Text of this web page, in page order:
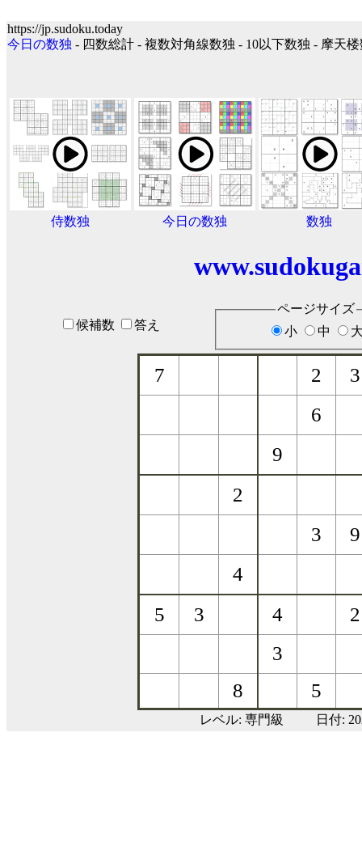
https://jp.sudoku.today
今日の数独 - 四数総計 - 複数対角線数独 - 10以下数独 - 摩天
侍数独 今日の数独 数独
候補数 答え
ページサイズ
小
中
レベル: 専門級 日付: